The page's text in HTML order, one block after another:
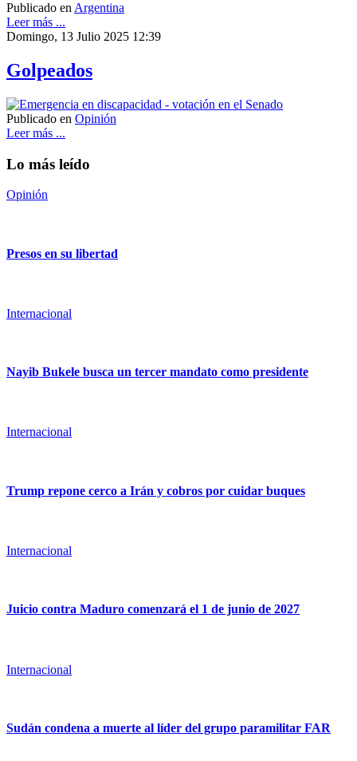
Publicado en Argentina
Leer más ...
Domingo, 13 Julio 2025 12:39
Golpeados
Publicado en Opinión
Leer más ...
Lo más leído
Opinión
Presos en su libertad
Internacional
Nayib Bukele busca un tercer mandato como presidente
Internacional
Trump repone cerco a Irán y cobros por cuidar buques
Internacional
Juicio contra Maduro comenzará el 1 de junio de 2027
Internacional
Sudán condena a muerte al líder del grupo paramilitar FAR